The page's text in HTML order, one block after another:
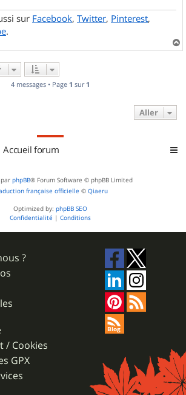
sur Facebook, Twitter, Pinterest,
.
a
4 messages • Page 1 sur 1
Aller
Accueil forum
phpBB® Forum Software © phpBB Limited
française officielle © Qiaeru
Optimized by: phpBB SEO
Confidentialité | Conditions
?
/ Cookies
GPX